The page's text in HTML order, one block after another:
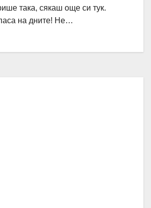
така, сякаш още си тук.
на дните! Не…